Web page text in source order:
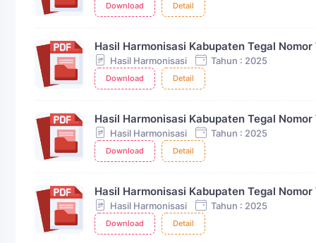
Download Detail
Hasil Harmonisasi Kabupaten Tegal
Hasil Harmonisasi Tahun : 2025
Download Detail
Hasil Harmonisasi Kabupaten Tegal
Hasil Harmonisasi Tahun : 2025
Download Detail
Hasil Harmonisasi Kabupaten Tegal
Hasil Harmonisasi Tahun : 2025
Download Detail